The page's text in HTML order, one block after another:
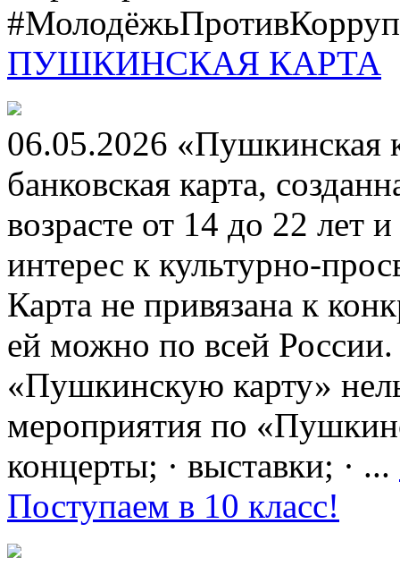
ПУШКИНСКАЯ КАРТА
06.05.2026 «Пушкинская
банковская карта,
возрасте от 14 до 22 лет
интерес к культурно-
Карта не привязана к
ей можно по всей
«Пушкинскую карту»
мероприятия по
концерты; · выставки; · ...
Поступаем в 10 класс!